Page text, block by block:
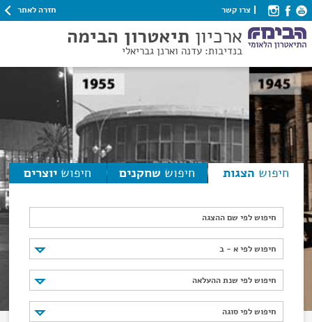
צרו קשר חזרה לאתר
ארכיון תיאטרון הבימה
בנדיבות: עדנה וארנן גבריאלי
חיפוש הצגות חיפוש שחקנים חיפוש יוצרים
חיפוש לפי שם ההצגה
חיפוש לפי א - ב
חיפוש לפי א - ב
חיפוש לפי שנת ההעלאה
חיפוש לפי שנת ההעלאה
חיפוש לפי סוגה
חיפוש לפי סוגה